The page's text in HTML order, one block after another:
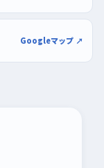
Googleマップ ↗